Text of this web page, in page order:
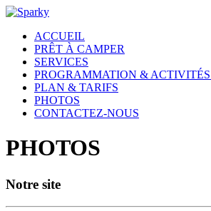
ACCUEIL
PRÊT À CAMPER
SERVICES
PROGRAMMATION &
PLAN & TARIFS
PHOTOS
CONTACTEZ-NOUS
PHOTOS
Notre site